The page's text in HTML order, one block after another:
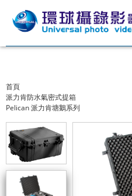
首頁
派力肯防水氣密式提箱
Pelican 派力肯塘鵝系列